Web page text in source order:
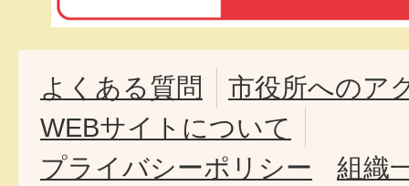
よくある質問
市役所へのア
WEBサイトについて
プライバシーポリシー
組織